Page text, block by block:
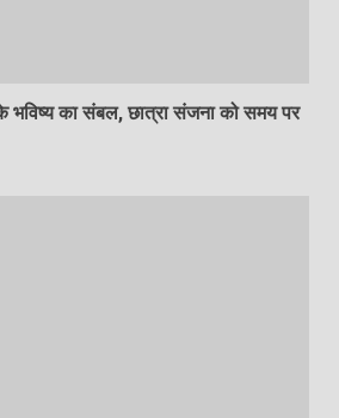
के भविष्य का संबल, छात्रा संजना को समय पर